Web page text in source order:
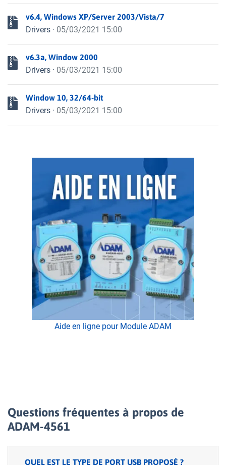
v6.4, Windows XP/Server 2003/Vista/7
Drivers · 05/03/2021 15:00
v6.3a, Window 2000
Drivers · 05/03/2021 15:00
Window 10, 32/64-bit
Drivers · 05/03/2021 15:00
Aide en ligne pour Module ADAM
Questions fréquentes à propos de
ADAM-4561
QUEL EST LE TYPE DE PORT USB PROPOSÉ ?